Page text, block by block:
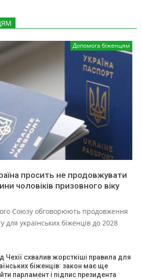
Допомога біженцям
просить не продовжувати
чоловіків призовного віку
Союзу обговорюють продовження
для українських біженців до 2028
Чехії схвалив жорсткіші правила для
біженців: закон має ще
парламент і підпис президента